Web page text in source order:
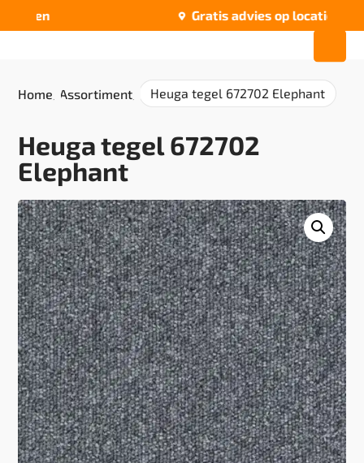
Gratis advies op locatie
Home Assortiment Heuga tegel 672702 Elephant
Heuga tegel 672702
Elephant